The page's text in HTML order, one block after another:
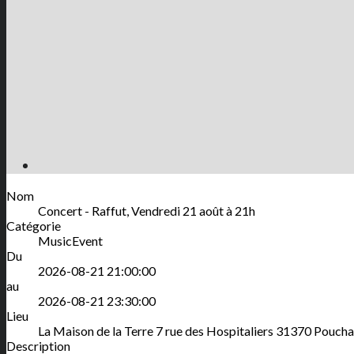
Nom
Concert - Raffut, Vendredi 21 août à 21h
Catégorie
MusicEvent
Du
2026-08-21 21:00:00
au
2026-08-21 23:30:00
Lieu
La Maison de la Terre 7 rue des Hospitaliers 31370
Description